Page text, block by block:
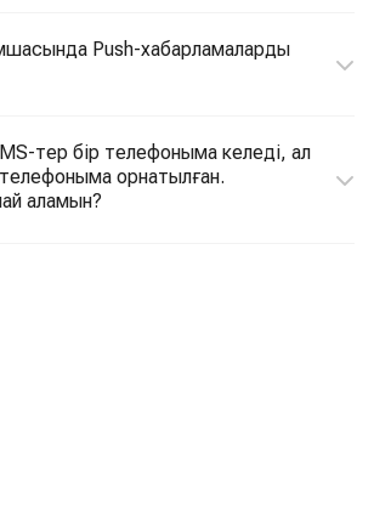
Push-хабарламаларды
тер бір телефоныма келеді, ал
орнатылған.
аламын?